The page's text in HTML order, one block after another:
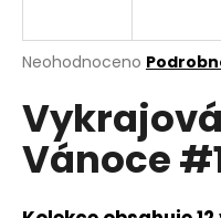
Průměrné
produktu
je
0,0
z
hvězdiček.
Neohodnoceno
Vánoce
j
t
?